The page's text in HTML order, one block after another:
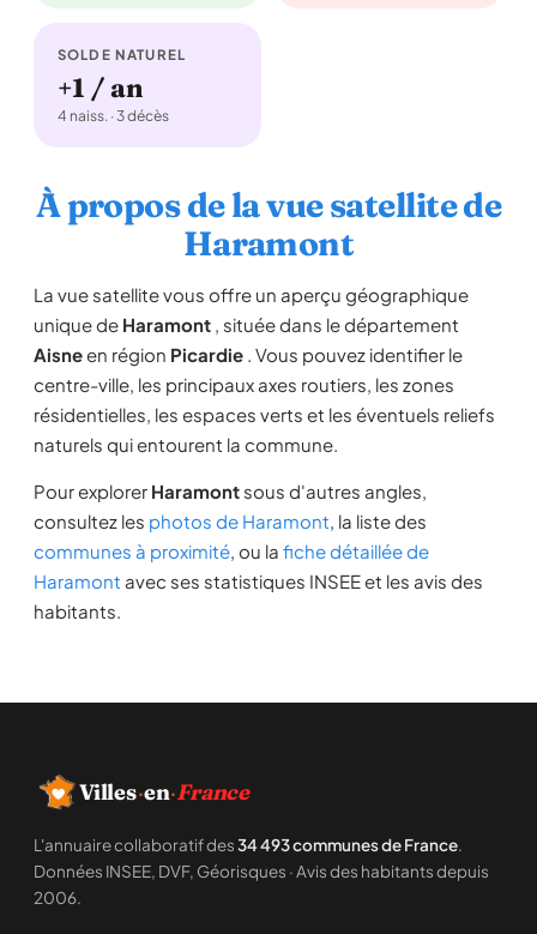
SOLDE NATUREL
+1 / an
4 naiss. · 3 décès
À propos de la vue satellite de
Haramont
La vue satellite vous offre un aperçu géographique
unique de Haramont , située dans le département
Aisneen région Picardie . Vous pouvez identifier le
centre-ville, les principaux axes routiers, les zones
résidentielles, les espaces verts et les éventuels reliefs
naturels qui entourent la commune.
Pour explorer Haramont sous d'autres angles,
consultez les photos de Haramont, la liste des
communes à proximité, ou la fiche détaillée de
Haramont avec ses statistiques INSEE et les avis des
habitants.
Villes·en·France
L'annuaire collaboratif des34 493 communes de France.
Données INSEE, DVF, Géorisques · Avis des habitants depuis
2006.